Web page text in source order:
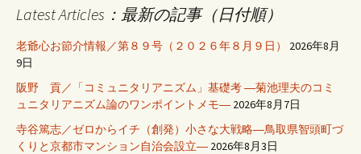
Latest Articles：最新の記事（日付順）
老爺心お節介情報／第８９号（２０２６年８月９日）
2026年8月
9日
阪野 貢／「コミュニタリアニズム」基礎考 ―菊池理夫のコミ
ュニタリアニズム論のワンポイントメモ― 2026年8月7日
寺谷篤志／ゼロからイチ（創発）小さな大戦略―鳥取県智頭町づ
くりと京都市マンション自治会設立― 2026年8月3日